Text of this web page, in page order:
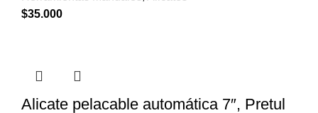
$35.000
Alicate pelacable automática 7″, Pretul